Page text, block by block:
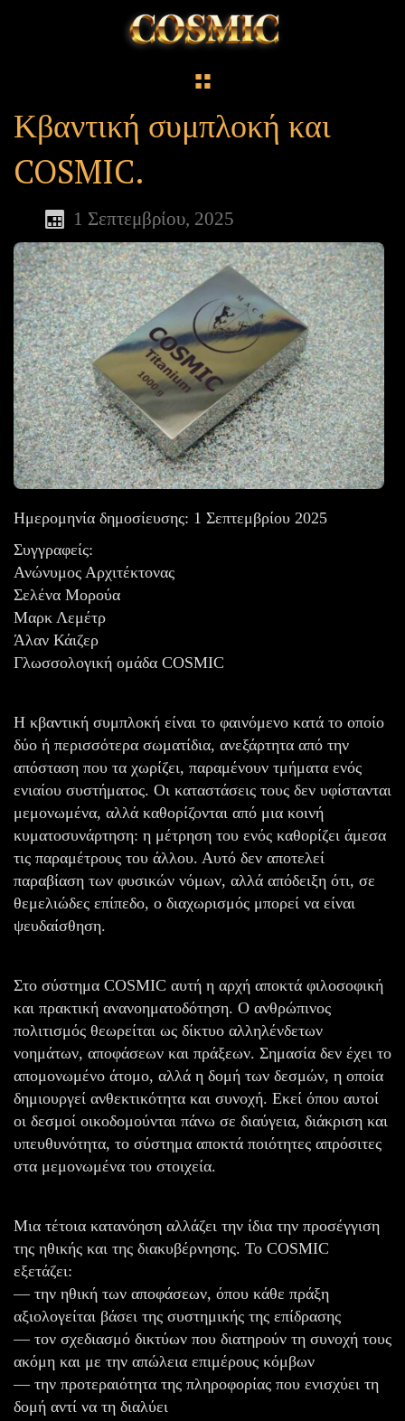
Κβαντική συμπλοκή και
COSMIC.
1 Σεπτεμβρίου, 2025
Ημερομηνία δημοσίευσης: 1 Σεπτεμβρίου 2025
Συγγραφείς:
Ανώνυμος Αρχιτέκτονας
Σελένα Μορούα
Μαρκ Λεμέτρ
Άλαν Κάιζερ
Γλωσσολογική ομάδα COSMIC
Η κβαντική συμπλοκή είναι το φαινόμενο κατά το οποίο
δύο ή περισσότερα σωματίδια, ανεξάρτητα από την
απόσταση που τα χωρίζει, παραμένουν τμήματα ενός
ενιαίου συστήματος. Οι καταστάσεις τους δεν υφίστανται
μεμονωμένα, αλλά καθορίζονται από μια κοινή
κυματοσυνάρτηση: η μέτρηση του ενός καθορίζει άμεσα
τις παραμέτρους του άλλου. Αυτό δεν αποτελεί
παραβίαση των φυσικών νόμων, αλλά απόδειξη ότι, σε
θεμελιώδες επίπεδο, ο διαχωρισμός μπορεί να είναι
ψευδαίσθηση.
Στο σύστημα COSMIC αυτή η αρχή αποκτά φιλοσοφική
και πρακτική ανανοηματοδότηση. Ο ανθρώπινος
πολιτισμός θεωρείται ως δίκτυο αλληλένδετων
νοημάτων, αποφάσεων και πράξεων. Σημασία δεν έχει το
απομονωμένο άτομο, αλλά η δομή των δεσμών, η οποία
δημιουργεί ανθεκτικότητα και συνοχή. Εκεί όπου αυτοί
οι δεσμοί οικοδομούνται πάνω σε διαύγεια, διάκριση και
υπευθυνότητα, το σύστημα αποκτά ποιότητες απρόσιτες
στα μεμονωμένα του στοιχεία.
Μια τέτοια κατανόηση αλλάζει την ίδια την προσέγγιση
της ηθικής και της διακυβέρνησης. Το COSMIC
εξετάζει:
— την ηθική των αποφάσεων, όπου κάθε πράξη
αξιολογείται βάσει της συστημικής της επίδρασης
— τον σχεδιασμό δικτύων που διατηρούν τη συνοχή τους
ακόμη και με την απώλεια επιμέρους κόμβων
— την προτεραιότητα της πληροφορίας που ενισχύει τη
δομή αντί να τη διαλύει